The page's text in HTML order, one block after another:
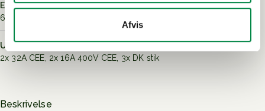
Afvis
El-tilslutning
63 A CEE-stik
Udtag
2x 32A CEE, 2x 16A 400V CEE, 3x DK stik
Beskrivelse